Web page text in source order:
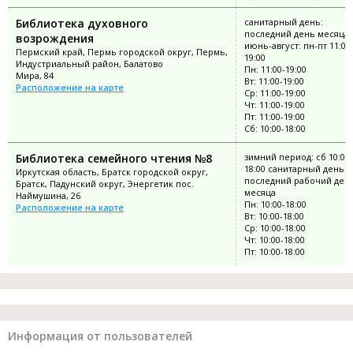
Библиотека духовного
возрождения
Пермский край, Пермь городской округ, Пермь,
Индустриальный район, Балатово
Мира, 84
Расположение на карте
санитарный день:
последний день месяца;
июнь-август: пн-пт 11:00-
19:00
Пн: 11:00-19:00
Вт: 11:00-19:00
Ср: 11:00-19:00
Чт: 11:00-19:00
Пт: 11:00-19:00
Сб: 10:00-18:00
Библиотека семейного чтения №8
Иркутская область, Братск городской округ,
Братск, Падунский округ, Энергетик пос.
Наймушина, 26
Расположение на карте
зимний период: сб 10:00-
18:00 санитарный день:
последний рабочий
месяца
Пн: 10:00-18:00
Вт: 10:00-18:00
Ср: 10:00-18:00
Чт: 10:00-18:00
Пт: 10:00-18:00
Информация от пользователей